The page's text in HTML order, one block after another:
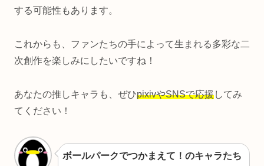
する可能性もあります。
これからも、ファンたちの手によって生まれる多彩な二
次創作を楽しみにしたいですね！
あなたの推しキャラも、ぜひpixivやSNSで応援してみ
てください！
ボールパークでつかまえて！のキャラたち